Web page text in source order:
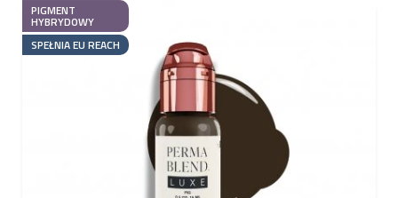
PIGMENT
HYBRYDOWY
SPEŁNIA EU REACH